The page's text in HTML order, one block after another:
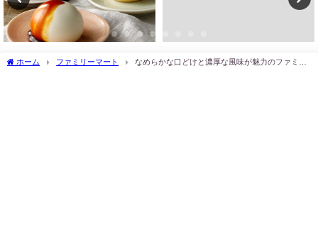
ホーム ファミリーマート
なめらかな口どけと濃厚な風味が魅力のファミリ